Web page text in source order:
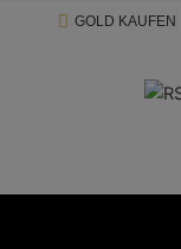
GOLD KAUFEN